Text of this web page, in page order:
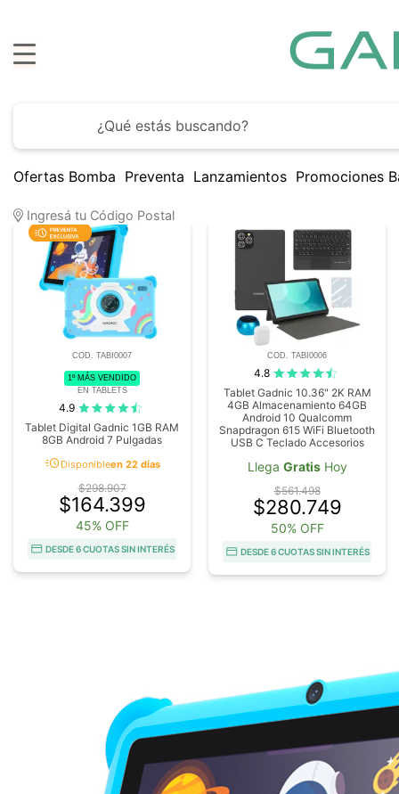
Ofertas Bomba Preventa Lanzamientos Promociones
Ingresá tu Código Postal
2
COD. TABI0007
1º MÁS VENDIDO
EN TABLETS
4.9
Tablet Digital Gadnic 1GB RAM
8GB Android 7 Pulgadas
acuteDisponibleen 22 días
$298.907
$164.399
45% OFF
DESDE 6 CUOTAS SIN INTERÉS
COD. TABI0006
4.8
Tablet Gadnic 10.36" 2K RAM
4GB Almacenamiento 64GB
Android 10 Qualcomm
Snapdragon 615 WiFi Bluetooth
USB C Teclado Accesorios
Llega GratisHoy
$561.498
$280.749
50% OFF
DESDE 6 CUOTAS SIN INTERÉS